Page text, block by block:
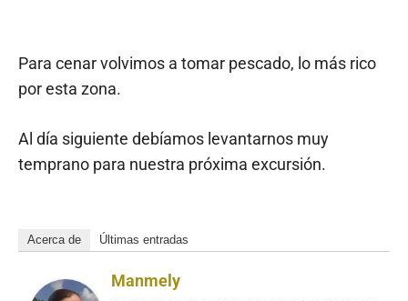
Para cenar volvimos a tomar pescado, lo más rico
por esta zona.
Al día siguiente debíamos levantarnos muy
temprano para nuestra próxima excursión.
Acerca de Últimas entradas
Manmely